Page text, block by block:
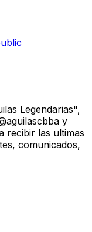
Legendarias",
y
recibir las ultimas
comunicados,